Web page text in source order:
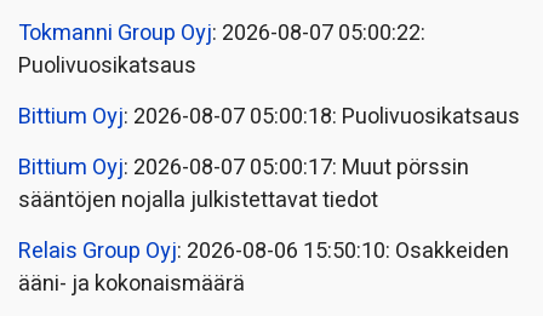
Tokmanni Group Oyj: 2026-08-07 05:00:22:
Puolivuosikatsaus
Bittium Oyj: 2026-08-07 05:00:18: Puolivuosikatsaus
Bittium Oyj: 2026-08-07 05:00:17: Muut pörssin
sääntöjen nojalla julkistettavat tiedot
Relais Group Oyj: 2026-08-06 15:50:10: Osakkeiden
ääni- ja kokonaismäärä